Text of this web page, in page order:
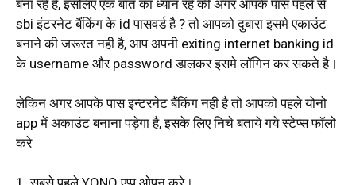
बना रहे है, इसलिए एक बात का ध्यान रहे की अगर आपके पास पहले से
sbi इंटरनेट बैंकिंग के id पासवर्ड है ? तो आपको दुबारा इसमे एकाउंट
बनाने की जरूरत नही है, आप अपनी exiting internet banking id
के username और password डालकर इसमे लॉगिन कर सकते है।
लेकिन अगर आपके पास इन्टरनेट बैंकिंग नही है तो आपको पहले योनो
app में अकाउंट बनाना पड़ेगा है, इसके लिए निचे बताये गये स्टेप्स फॉलो
करे